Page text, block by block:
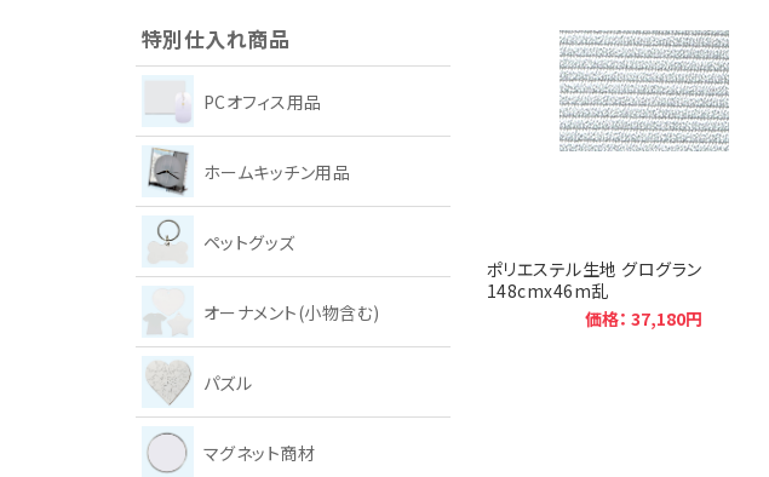
ポリエステル生地 グログラン
148cmx46m乱
価格： 37,180円
特別仕入れ商品
PCオフィス用品
ホームキッチン用品
ペットグッズ
オーナメント(小物含む)
パズル
マグネット商材